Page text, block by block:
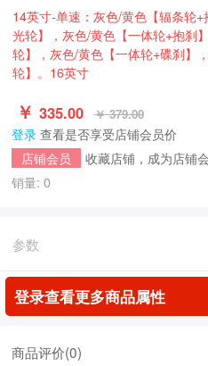
14英寸-单速：灰色/黄色【辐条轮
光轮】，灰色/黄色【一体轮+抱刹
轮】，灰色/黄色【一体轮+碟刹】
轮】。16英寸
￥ 335.00 ￥ 379.00
登录 查看是否享受店铺会员价
店铺会员
收藏店铺，成为店铺
销量: 0
参数
登录查看更多商品属性
商品评价(0)